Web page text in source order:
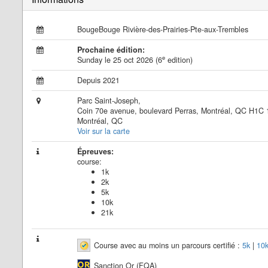
BougeBouge Rivière-des-Prairies-Pte-aux-Trembles
Prochaine édition:
Sunday le 25 oct 2026 (6e edition)
Depuis 2021
Parc Saint-Joseph,
Coin 70e avenue, boulevard Perras, Montréal, QC H1C
Montréal, QC
Voir sur la carte
Épreuves:
course:
1k
2k
5k
10k
21k
Course avec au moins un parcours certifié : 5k | 10k
Sanction Or (FQA)